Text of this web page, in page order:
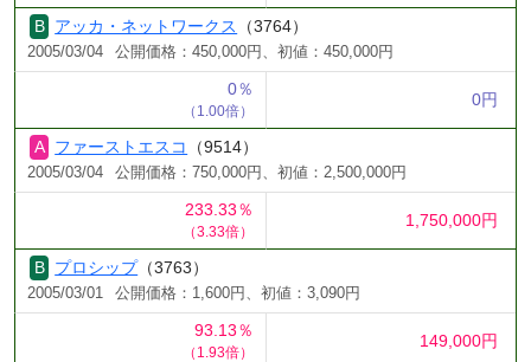
アッカ・ネットワークス （3764）
2005/03/04 公開価格：450,000円、初値：450,000円
0％
（1.00倍）
0円
ファーストエスコ （9514）
2005/03/04 公開価格：750,000円、初値：2,500,000円
233.33％
（3.33倍）
1,750,000円
プロシップ（3763）
2005/03/01 公開価格：1,600円、初値：3,090円
93.13％
（1.93倍）
149,000円